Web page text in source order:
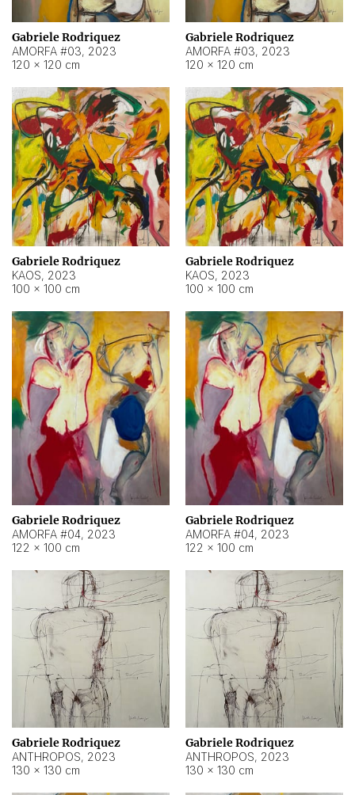
Gabriele Rodriquez
AMORFA #03, 2023
120 × 120 cm
Gabriele Rodriquez
AMORFA #03, 2023
120 × 120 cm
Gabriele Rodriquez
KAOS, 2023
100 × 100 cm
Gabriele Rodriquez
KAOS, 2023
100 × 100 cm
Gabriele Rodriquez
AMORFA #04, 2023
122 × 100 cm
Gabriele Rodriquez
AMORFA #04, 2023
122 × 100 cm
Gabriele Rodriquez
ANTHROPOS, 2023
130 × 130 cm
Gabriele Rodriquez
ANTHROPOS, 2023
130 × 130 cm